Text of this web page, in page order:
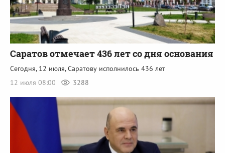
Саратов отмечает 436 лет со дня основания
Сегодня, 12 июля, Саратову исполнилось 436 лет
12 июля 08:00
3288